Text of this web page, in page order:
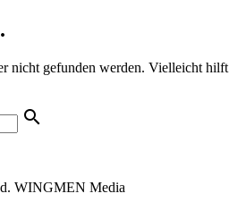
nicht gefunden werden. Vielleicht hilft
search
WINGMEN Media